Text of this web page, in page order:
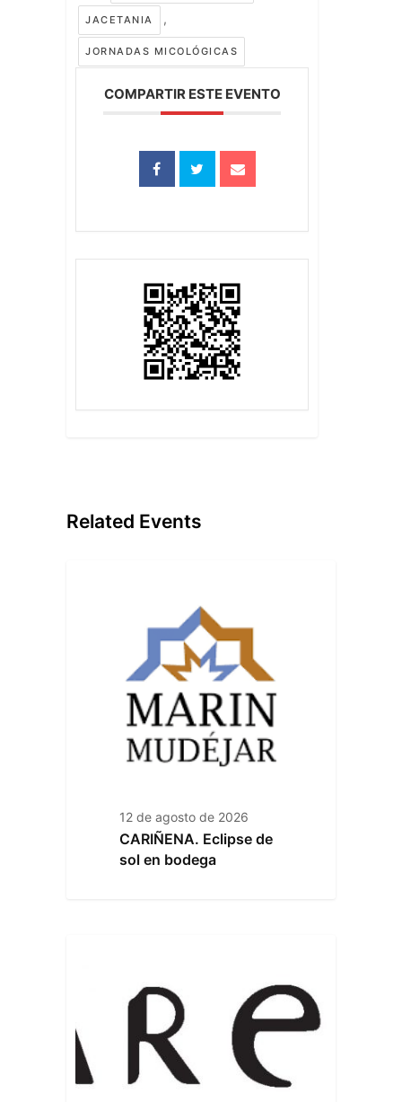
JACETANIA ,
JORNADAS MICOLÓGICAS
COMPARTIR ESTE EVENTO
Related Events
12 de agosto de 2026
CARIÑENA. Eclipse de
sol en bodega